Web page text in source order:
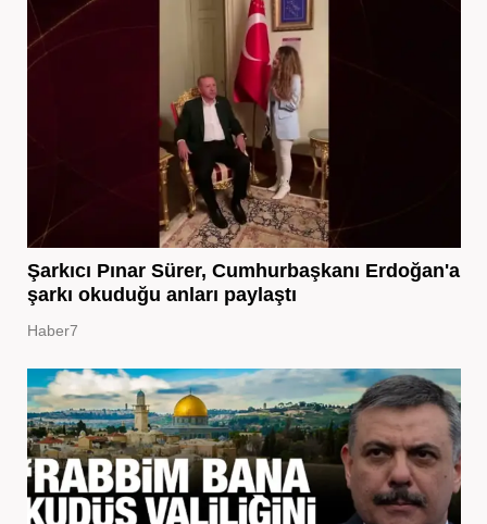
Şarkıcı Pınar Sürer, Cumhurbaşkanı Erdoğan'a
şarkı okuduğu anları paylaştı
Haber7